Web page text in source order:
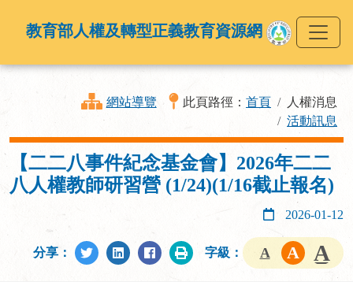
教育部人權及轉型正義教育資源網
網站導覽 此頁路徑： 首頁
人權消息
活動訊息
【二二八事件紀念基金會】2026年二二
八人權教師研習營 (1/24)(1/16截止報名)
2026-01-12
分享： 字級：